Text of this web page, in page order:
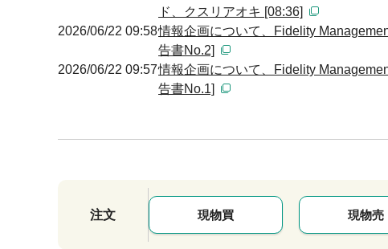
ド、クスリアオキ [08:36]
2026/06/22 09:58情報企画について、Fidelity
告書No.2]
2026/06/22 09:57情報企画について、Fidelity
告書No.1]
注文 現物買 現物売